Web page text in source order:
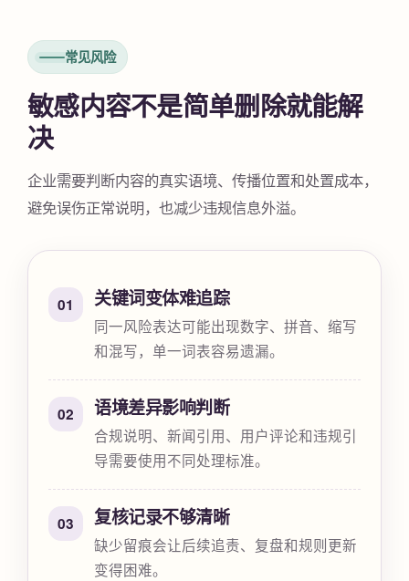
常见风险
敏感内容不是简单删除就能解
决
企业需要判断内容的真实语境、传播位置和处置成本，
避免误伤正常说明，也减少违规信息外溢。
01 关键词变体难追踪
同一风险表达可能出现数字、拼音、缩写
和混写，单一词表容易遗漏。
02 语境差异影响判断
合规说明、新闻引用、用户评论和违规引
导需要使用不同处理标准。
03 复核记录不够清晰
缺少留痕会让后续追责、复盘和规则更新
变得困难。